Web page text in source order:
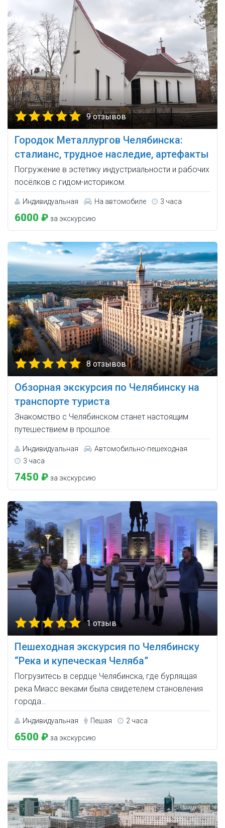
9 отзывов
Городок Металлургов Челябинска:
сталианс, трудное наследие, артефакты
Погружение в эстетику индустриальности и рабочих
посёлков с гидом-историком.
Индивидуальная На автомобиле 3 часа
6000 ₽ за экскурсию
8 отзывов
Обзорная экскурсия по Челябинску на
транспорте туриста
Знакомство с Челябинском станет настоящим
путешествием в прошлое.
Индивидуальная
Автомобильно-пешеходная
3 часа
7450 ₽ за экскурсию
1 отзыв
Пешеходная экскурсия по Челябинску
“Река и купеческая Челяба”
Погрузитесь в сердце Челябинска, где бурлящая
река Миасс веками была свидетелем становления
города…
Индивидуальная Пешая 2 часа
6500 ₽ за экскурсию